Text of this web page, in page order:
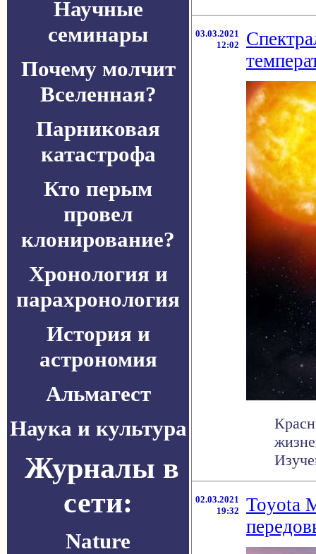
Научные
семинары
Почему молчит
Вселенная?
Парниковая
катастрофа
Кто перым
провел
клонирование?
Хронология и
парахронология
История и
астрономия
Альмагест
Наука и культура
Журналы в
сети:
Nature
03.03.2021
12:02
02.03.2021
19:32
Toyota